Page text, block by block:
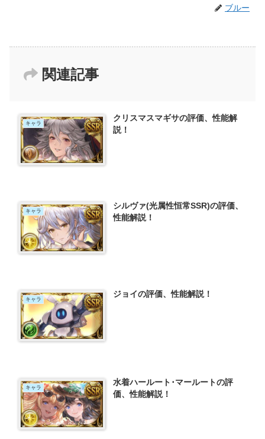
ブルー
関連記事
キャラ
クリスマスマギサの評価、性能解
説！
キャラ
シルヴァ(光属性恒常SSR)の評価、
性能解説！
キャラ
ジョイの評価、性能解説！
キャラ
水着ハールート･マールートの評
価、性能解説！